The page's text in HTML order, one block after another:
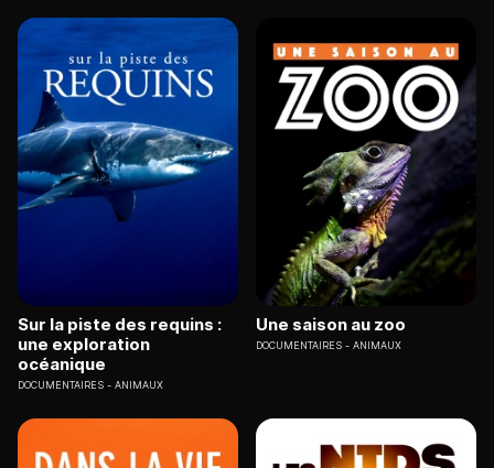
Sur la piste des requins :
une exploration
océanique
DOCUMENTAIRES ANIMAUX
Une saison au zoo
DOCUMENTAIRES ANIMAUX